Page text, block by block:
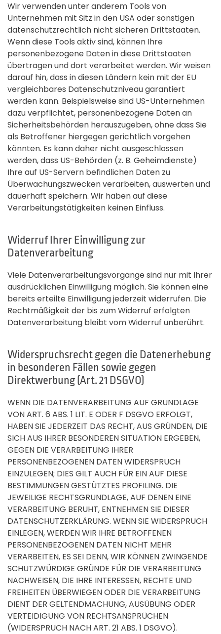
Wir verwenden unter anderem Tools von
Unternehmen mit Sitz in den USA oder sonstigen
datenschutzrechtlich nicht sicheren Drittstaaten.
Wenn diese Tools aktiv sind, können Ihre
personenbezogene Daten in diese Drittstaaten
übertragen und dort verarbeitet werden. Wir weisen
darauf hin, dass in diesen Ländern kein mit der EU
vergleichbares Datenschutzniveau garantiert
werden kann. Beispielsweise sind US-Unternehmen
dazu verpflichtet, personenbezogene Daten an
Sicherheitsbehörden herauszugeben, ohne dass Sie
als Betroffener hiergegen gerichtlich vorgehen
könnten. Es kann daher nicht ausgeschlossen
werden, dass US-Behörden (z. B. Geheimdienste)
Ihre auf US-Servern befindlichen Daten zu
Überwachungszwecken verarbeiten, auswerten und
dauerhaft speichern. Wir haben auf diese
Verarbeitungstätigkeiten keinen Einfluss.
Widerruf Ihrer Einwilligung zur
Datenverarbeitung
Viele Datenverarbeitungsvorgänge sind nur mit Ihrer
ausdrücklichen Einwilligung möglich. Sie können eine
bereits erteilte Einwilligung jederzeit widerrufen. Die
Rechtmäßigkeit der bis zum Widerruf erfolgten
Datenverarbeitung bleibt vom Widerruf unberührt.
Widerspruchsrecht gegen die Datenerhebung
in besonderen Fällen sowie gegen
Direktwerbung (Art. 21 DSGVO)
WENN DIE DATENVERARBEITUNG AUF GRUNDLAGE
VON ART. 6 ABS. 1 LIT. E ODER F DSGVO ERFOLGT,
HABEN SIE JEDERZEIT DAS RECHT, AUS GRÜNDEN, DIE
SICH AUS IHRER BESONDEREN SITUATION ERGEBEN,
GEGEN DIE VERARBEITUNG IHRER
PERSONENBEZOGENEN DATEN WIDERSPRUCH
EINZULEGEN; DIES GILT AUCH FÜR EIN AUF DIESE
BESTIMMUNGEN GESTÜTZTES PROFILING. DIE
JEWEILIGE RECHTSGRUNDLAGE, AUF DENEN EINE
VERARBEITUNG BERUHT, ENTNEHMEN SIE DIESER
DATENSCHUTZERKLÄRUNG. WENN SIE WIDERSPRUCH
EINLEGEN, WERDEN WIR IHRE BETROFFENEN
PERSONENBEZOGENEN DATEN NICHT MEHR
VERARBEITEN, ES SEI DENN, WIR KÖNNEN ZWINGENDE
SCHUTZWÜRDIGE GRÜNDE FÜR DIE VERARBEITUNG
NACHWEISEN, DIE IHRE INTERESSEN, RECHTE UND
FREIHEITEN ÜBERWIEGEN ODER DIE VERARBEITUNG
DIENT DER GELTENDMACHUNG, AUSÜBUNG ODER
VERTEIDIGUNG VON RECHTSANSPRÜCHEN
(WIDERSPRUCH NACH ART. 21 ABS. 1 DSGVO).